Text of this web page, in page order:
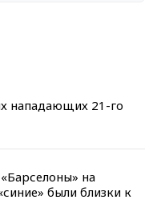
нападающих 21-го
на
были близки к